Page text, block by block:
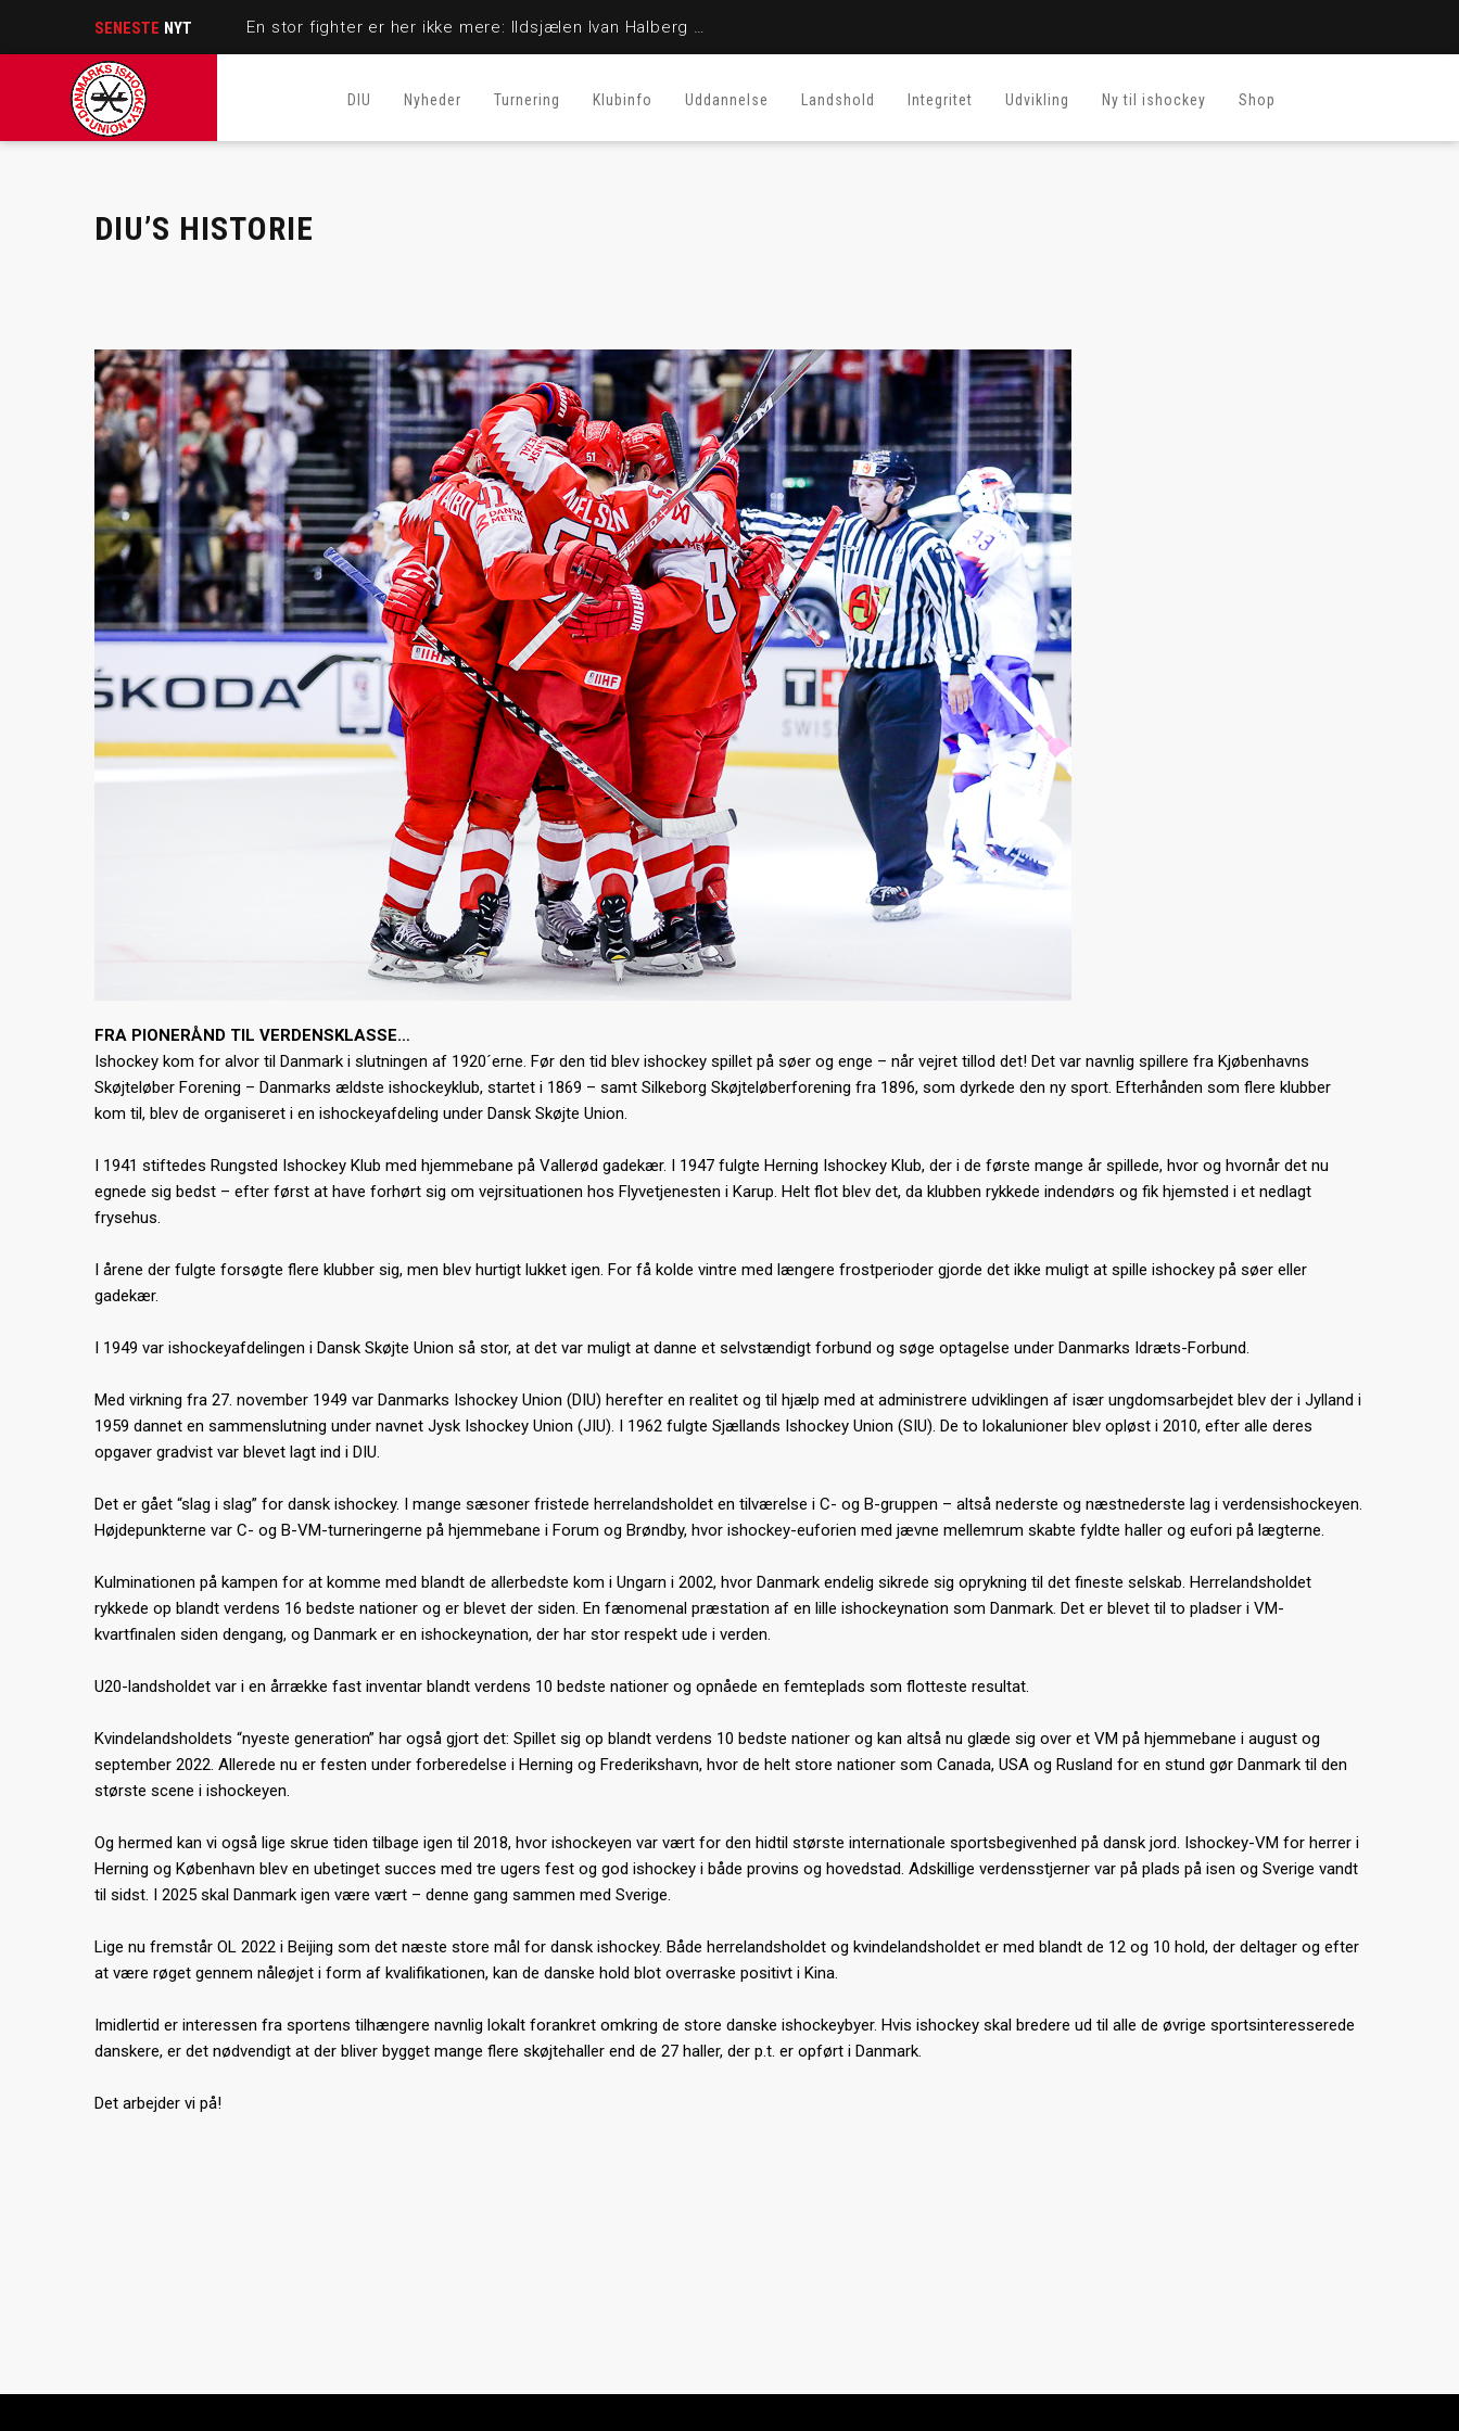
SENESTE NYT En stor fighter er her ikke mere: Ildsjælen Ivan Halberg er afgået ved døden
DIU Nyheder Turnering Klubinfo Uddannelse Landshold Integritet Udvikling Ny til ishockey Shop
DIU’S HISTORIE
FRA PIONERÅND TIL VERDENSKLASSE…
Ishockey kom for alvor til Danmark i slutningen af 1920´erne. Før den tid blev ishockey spillet på søer og enge – når vejret tillod det! Det var navnlig spillere fra Kjøbenhavns
Skøjteløber Forening – Danmarks ældste ishockeyklub, startet i 1869 – samt Silkeborg Skøjteløberforening fra 1896, som dyrkede den ny sport. Efterhånden som flere klubber
kom til, blev de organiseret i en ishockeyafdeling under Dansk Skøjte Union.
I 1941 stiftedes Rungsted Ishockey Klub med hjemmebane på Vallerød gadekær. I 1947 fulgte Herning Ishockey Klub, der i de første mange år spillede, hvor og hvornår det nu
egnede sig bedst – efter først at have forhørt sig om vejrsituationen hos Flyvetjenesten i Karup. Helt flot blev det, da klubben rykkede indendørs og fik hjemsted i et nedlagt
frysehus.
I årene der fulgte forsøgte flere klubber sig, men blev hurtigt lukket igen. For få kolde vintre med længere frostperioder gjorde det ikke muligt at spille ishockey på søer eller
gadekær.
I 1949 var ishockeyafdelingen i Dansk Skøjte Union så stor, at det var muligt at danne et selvstændigt forbund og søge optagelse under Danmarks Idræts-Forbund.
Med virkning fra 27. november 1949 var Danmarks Ishockey Union (DIU) herefter en realitet og til hjælp med at administrere udviklingen af især ungdomsarbejdet blev der i Jylland i
1959 dannet en sammenslutning under navnet Jysk Ishockey Union (JIU). I 1962 fulgte Sjællands Ishockey Union (SIU). De to lokalunioner blev opløst i 2010, efter alle deres
opgaver gradvist var blevet lagt ind i DIU.
Det er gået “slag i slag” for dansk ishockey. I mange sæsoner fristede herrelandsholdet en tilværelse i C- og B-gruppen – altså nederste og næstnederste lag i verdensishockeyen.
Højdepunkterne var C- og B-VM-turneringerne på hjemmebane i Forum og Brøndby, hvor ishockey-euforien med jævne mellemrum skabte fyldte haller og eufori på lægterne.
Kulminationen på kampen for at komme med blandt de allerbedste kom i Ungarn i 2002, hvor Danmark endelig sikrede sig oprykning til det fineste selskab. Herrelandsholdet
rykkede op blandt verdens 16 bedste nationer og er blevet der siden. En fænomenal præstation af en lille ishockeynation som Danmark. Det er blevet til to pladser i VM-
kvartfinalen siden dengang, og Danmark er en ishockeynation, der har stor respekt ude i verden.
U20-landsholdet var i en årrække fast inventar blandt verdens 10 bedste nationer og opnåede en femteplads som flotteste resultat.
Kvindelandsholdets “nyeste generation” har også gjort det: Spillet sig op blandt verdens 10 bedste nationer og kan altså nu glæde sig over et VM på hjemmebane i august og
september 2022. Allerede nu er festen under forberedelse i Herning og Frederikshavn, hvor de helt store nationer som Canada, USA og Rusland for en stund gør Danmark til den
største scene i ishockeyen.
Og hermed kan vi også lige skrue tiden tilbage igen til 2018, hvor ishockeyen var vært for den hidtil største internationale sportsbegivenhed på dansk jord. Ishockey-VM for herrer i
Herning og København blev en ubetinget succes med tre ugers fest og god ishockey i både provins og hovedstad. Adskillige verdensstjerner var på plads på isen og Sverige vandt
til sidst. I 2025 skal Danmark igen være vært – denne gang sammen med Sverige.
Lige nu fremstår OL 2022 i Beijing som det næste store mål for dansk ishockey. Både herrelandsholdet og kvindelandsholdet er med blandt de 12 og 10 hold, der deltager og efter
at være røget gennem nåleøjet i form af kvalifikationen, kan de danske hold blot overraske positivt i Kina.
Imidlertid er interessen fra sportens tilhængere navnlig lokalt forankret omkring de store danske ishockeybyer. Hvis ishockey skal bredere ud til alle de øvrige sportsinteresserede
danskere, er det nødvendigt at der bliver bygget mange flere skøjtehaller end de 27 haller, der p.t. er opført i Danmark.
Det arbejder vi på!